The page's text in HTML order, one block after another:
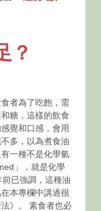
？
者為了吃飽，需
糖，這樣的飲食
覺和口感，會用
多，以為煮食油
一種不是化學氫
」，就是化學
已強調，這種油
本專欄中講過很
》。 素食者也必